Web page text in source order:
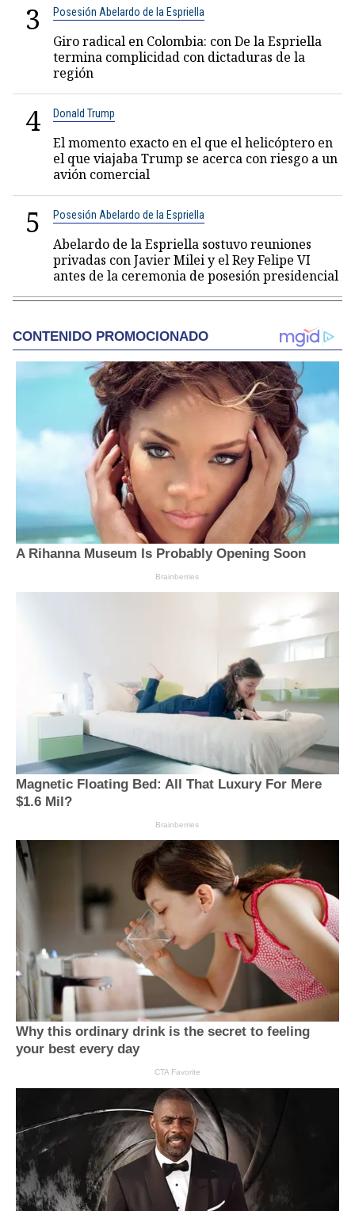
3 Posesión Abelardo de la Espriella
Giro radical en Colombia: con De la Espriella
termina complicidad con dictaduras de la
región
4 Donald Trump
El momento exacto en el que el helicóptero en
el que viajaba Trump se acerca con riesgo a un
avión comercial
5 Posesión Abelardo de la Espriella
Abelardo de la Espriella sostuvo reuniones
privadas con Javier Milei y el Rey Felipe VI
antes de la ceremonia de posesión presidencial